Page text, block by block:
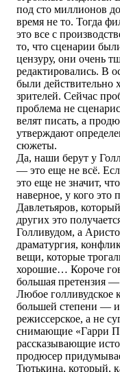
под сто миллионов
время не то. Тогда
это все с
то, что сценарии
цензуру, они очень
редактировались. В
были действительно
зрителей. Сейчас
проблема не
велят писать, а
утверждают
сюжеты.
Да, наши берут у
— это еще не всё.
это еще не значит,
наверное, у кого это
Давлетьяров,
других это
Голливудом, а
драматургия,
вещи, которые
хорошие… Короче
большая претензия —
Любое голливудское
большей степени —
режиссерское, а не
снимающие «Гарри
рассказывающие
продюсер
Тютькина, который,